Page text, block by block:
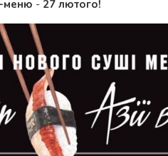
меню - 27 лютого!